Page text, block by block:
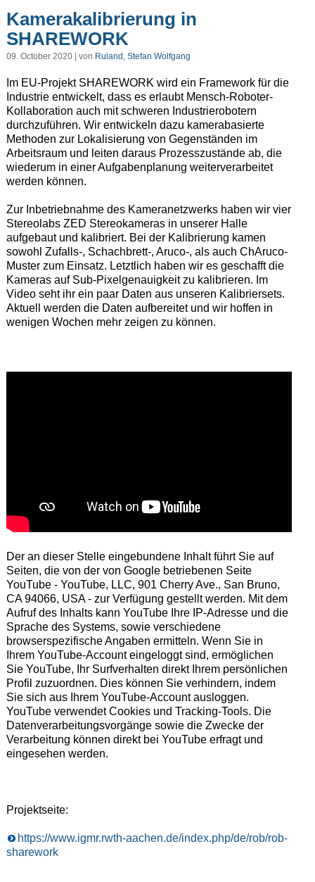
Kamerakalibrierung in
SHAREWORK
09. October 2020 | von Ruland, Stefan Wolfgang
Im EU-Projekt SHAREWORK wird ein Framework für die
Industrie entwickelt, dass es erlaubt Mensch-Roboter-
Kollaboration auch mit schweren Industrierobotern
durchzuführen. Wir entwickeln dazu kamerabasierte
Methoden zur Lokalisierung von Gegenständen im
Arbeitsraum und leiten daraus Prozesszustände ab, die
wiederum in einer Aufgabenplanung weiterverarbeitet
werden können.
Zur Inbetriebnahme des Kameranetzwerks haben wir vier
Stereolabs ZED Stereokameras in unserer Halle
aufgebaut und kalibriert. Bei der Kalibrierung kamen
sowohl Zufalls-, Schachbrett-, Aruco-, als auch ChAruco-
Muster zum Einsatz. Letztlich haben wir es geschafft die
Kameras auf Sub-Pixelgenauigkeit zu kalibrieren. Im
Video seht ihr ein paar Daten aus unseren Kalibriersets.
Aktuell werden die Daten aufbereitet und wir hoffen in
wenigen Wochen mehr zeigen zu können.
Der an dieser Stelle eingebundene Inhalt führt Sie auf
Seiten, die von der von Google betriebenen Seite
YouTube - YouTube, LLC, 901 Cherry Ave., San Bruno,
CA 94066, USA - zur Verfügung gestellt werden. Mit dem
Aufruf des Inhalts kann YouTube Ihre IP-Adresse und die
Sprache des Systems, sowie verschiedene
browserspezifische Angaben ermitteln. Wenn Sie in
Ihrem YouTube-Account eingeloggt sind, ermöglichen
Sie YouTube, Ihr Surfverhalten direkt Ihrem persönlichen
Profil zuzuordnen. Dies können Sie verhindern, indem
Sie sich aus Ihrem YouTube-Account ausloggen.
YouTube verwendet Cookies und Tracking-Tools. Die
Datenverarbeitungsvorgänge sowie die Zwecke der
Verarbeitung können direkt bei YouTube erfragt und
eingesehen werden.
Projektseite:
https://www.igmr.rwth-aachen.de/index.php/de/rob/rob-
sharework